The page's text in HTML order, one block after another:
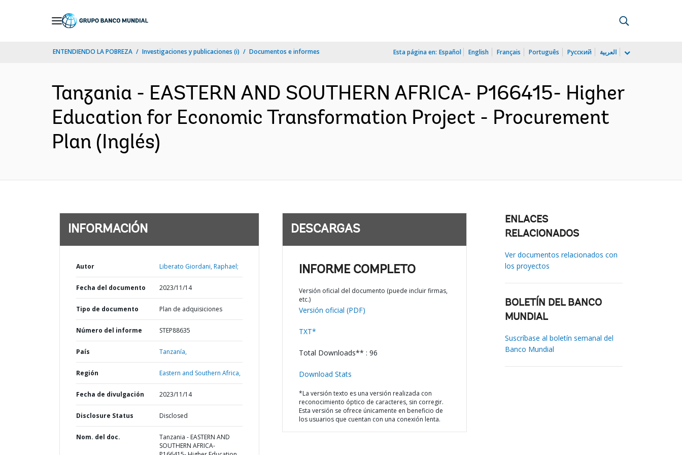
ENTENDIENDO LA POBREZA Investigaciones y publicaciones (i) Documentos e informes Esta página en: Español English Français Português Русский العربية
Tanzania - EASTERN AND SOUTHERN AFRICA- P166415- Higher
Education for Economic Transformation Project - Procurement
Plan (Inglés)
INFORMACIÓN
Autor Liberato Giordani, Raphael;
Fecha del documento 2023/11/14
Tipo de documento Plan de adquisiciones
Número del informe STEP88635
País Tanzanía,
Región Eastern and Southern Africa,
Fecha de divulgación 2023/11/14
Disclosure Status Disclosed
Nom. del doc.
Tanzania - EASTERN AND
SOUTHERN AFRICA-
DESCARGAS
INFORME COMPLETO
Versión oficial del documento (puede incluir firmas,
etc.)
Versión oficial (PDF)
TXT*
Total Downloads** : 96
Download Stats
*La versión texto es una versión realizada con
reconocimiento óptico de caracteres, sin corregir.
Esta versión se ofrece únicamente en beneficio de
los usuarios que cuentan con una conexión lenta.
ENLACES
RELACIONADOS
Ver documentos relacionados con
los proyectos
BOLETÍN DEL BANCO
MUNDIAL
Suscríbase al boletín semanal del
Banco Mundial